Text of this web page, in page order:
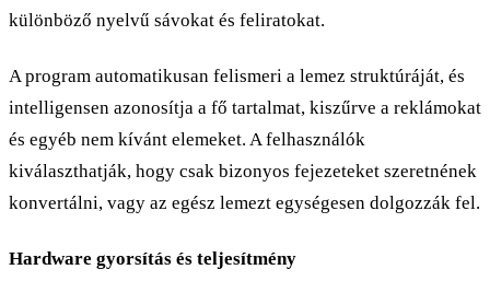
különböző nyelvű sávokat és feliratokat.
A program automatikusan felismeri a lemez struktúráját, és
intelligensen azonosítja a fő tartalmat, kiszűrve a reklámokat
és egyéb nem kívánt elemeket. A felhasználók
kiválaszthatják, hogy csak bizonyos fejezeteket szeretnének
konvertálni, vagy az egész lemezt egységesen dolgozzák fel.
Hardware gyorsítás és teljesítmény